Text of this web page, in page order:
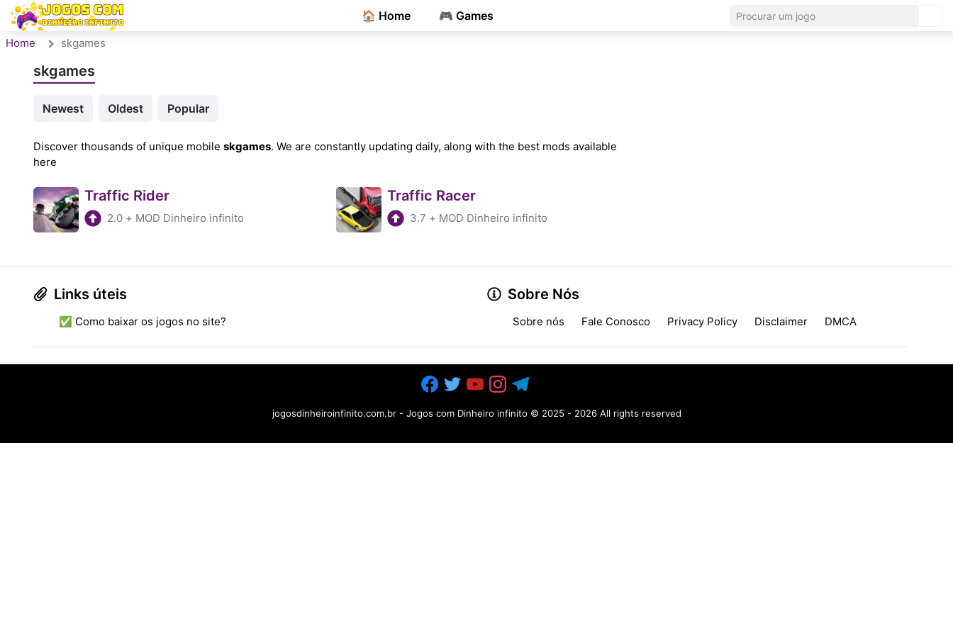
🏠 Home 🎮 Games
Home skgames
skgames
Newest Oldest Popular
Discover thousands of unique mobileskgames. We are constantly updating daily, along with the best mods available
here
Traffic Rider
2.0 + MOD Dinheiro infinito
Traffic Racer
3.7 + MOD Dinheiro infinito
Links úteis
✅ Como baixar os jogos no site?
Sobre Nós
Sobre nós Fale Conosco Privacy Policy Disclaimer DMCA
jogosdinheiroinfinito.com.br - Jogos com Dinheiro infinito© 2025 - 2026 All rights reserved